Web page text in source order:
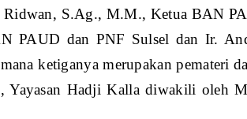
S.Ag., M.M., Ketua BAN
PAUD dan PNF Sulsel dan Ir.
ketiganya merupakan pemateri
Yayasan Hadji Kalla diwakili oleh